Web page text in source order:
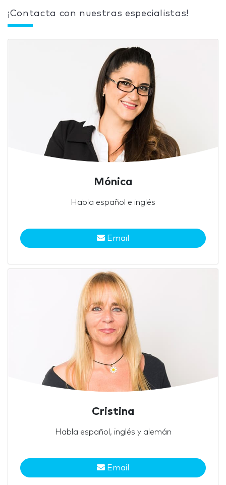
¡Contacta con nuestras especialistas!
Mónica
Habla español e inglés
Email
Cristina
Habla español, inglés y alemán
Email